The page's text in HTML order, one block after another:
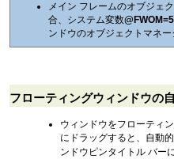
メイン フレームのオブジェ
合、システム変数@FWOM=5
ンドウのオブジェクトマネ
フローティングウィンドウの
ウィンドウをフローティ
にドラッグすると、自動
ンドウピンタイトル バー